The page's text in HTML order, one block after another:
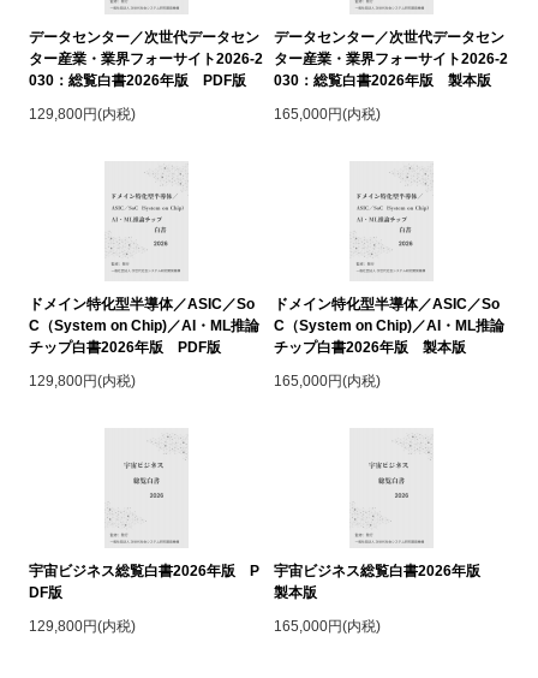
データセンター／次世代データセン
ター産業・業界フォーサイト2026-2
030：総覧白書2026年版 PDF版
129,800円(内税)
データセンター／次世代データセン
ター産業・業界フォーサイト2026-2
030：総覧白書2026年版 製本版
165,000円(内税)
ドメイン特化型半導体／ASIC／So
C（System on Chip)／AI・ML推論
チップ白書2026年版 PDF版
129,800円(内税)
ドメイン特化型半導体／ASIC／So
C（System on Chip)／AI・ML推論
チップ白書2026年版 製本版
165,000円(内税)
宇宙ビジネス総覧白書2026年版 P
DF版
129,800円(内税)
宇宙ビジネス総覧白書2026年版
製本版
165,000円(内税)